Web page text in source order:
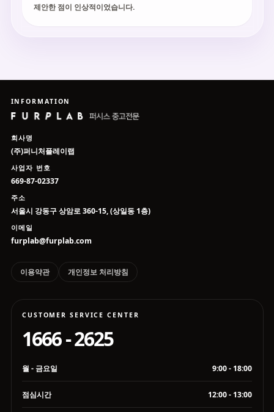
제안한 점이 인상적이었습니다.
INFORMATION
회사명
(주)퍼니처플레이랩
사업자 번호
669-87-02337
주소
서울시 강동구 상암로 360-15, (상일동 1층)
이메일
furplab@furplab.com
이용약관 개인정보 처리방침
CUSTOMER SERVICE CENTER
1666 - 2625
월 - 금요일 9:00 - 18:00
점심시간 12:00 - 13:00